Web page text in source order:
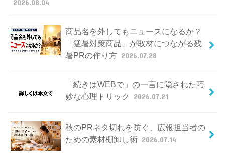
2026.08.04
商品名を外してもニュースになるか？
「猛暑対策商品」が取材につながる残
暑PRの作り方 2026.07.28
「続きはWEBで」の一言に隠された巧
妙な心理トリック
2026.07.21
秋のPRネタ切れを防ぐ、広報担当者の
ための素材棚卸し術 2026.07.14